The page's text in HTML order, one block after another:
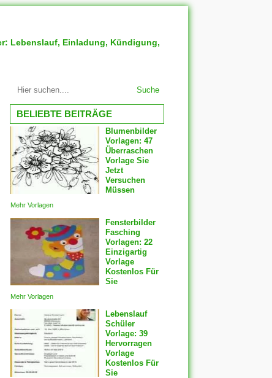
Lebenslauf, Einladung, Kündigung,
Suche
BELIEBTE BEITRÄGE
Blumenbilder
Vorlagen: 47
Überraschen
Vorlage Sie
Jetzt
Versuchen
Müssen
Mehr Vorlagen
Fensterbilder
Fasching
Vorlagen: 22
Einzigartig
Vorlage
Kostenlos Für
Sie
Mehr Vorlagen
Lebenslauf
Schüler
Vorlage: 39
Hervorragen
Vorlage
Kostenlos Für
Sie